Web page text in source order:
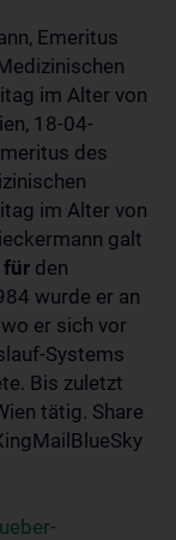
Emeritus
im Alter von
18-04-
des
im Alter von
galt
für den
wurde er an
er sich vor
Systems
Bis zuletzt
tätig. Share